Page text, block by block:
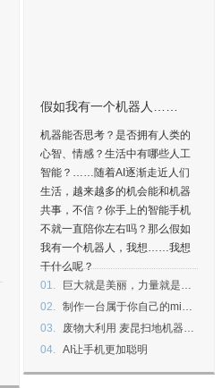
假如我有一个机器人……
机器能否思考？是否拥有人类的
心智、情感？生活中有哪些人工
智能？……随着AI逐渐走近人们
生活，越来越多的机会能和机器
共事，不信？你手上的智能手机
不就一直陪你左右吗？那么假如
我有一个机器人，我想……我想
干什么呢？
01.
巨大就是美丽，力量就是浪漫：巨型机器人的浪漫主义
02. 制作一台属于你自己的mini格斗机器人
03.
废物大利用 麦昆扫地机器人诞生记
04. AI让手机更加聪明